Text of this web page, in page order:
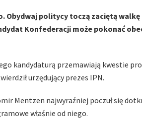
Obydwaj politycy toczą zaciętą walkę
Konfederacji może pokonać
kandydaturą przemawiają kwestie
urzędujący prezes IPN.
Mentzen najwyraźniej poczuł się
właśnie od niego.